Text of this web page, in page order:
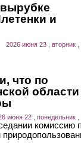
и
2026 июня 23 , вторник ,
что по
области
июня 22 , понедельник ,
комиссию